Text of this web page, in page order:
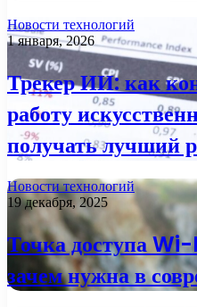
Новости технологий
1 января, 2026
Трекер ИИ: как
работу
получать лучший
Новости технологий
19 декабря, 2025
Точка доступа Wi-
зачем нужна в